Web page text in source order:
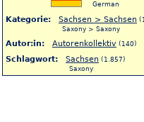
German
Kategorie: Sachsen > Sachsen
Saxony > Saxony
Autor:in: Autorenkollektiv (140)
Schlagwort: Sachsen (1.857)
Saxony